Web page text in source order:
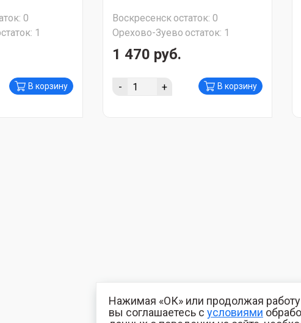
0
1
В корзину
Воскресенскостаток: 0
Орехово-Зуево остаток: 1
1 470 руб.
- + В корзину
Нажимая «ОК» или продолжая работу
вы соглашаетесь с условиями